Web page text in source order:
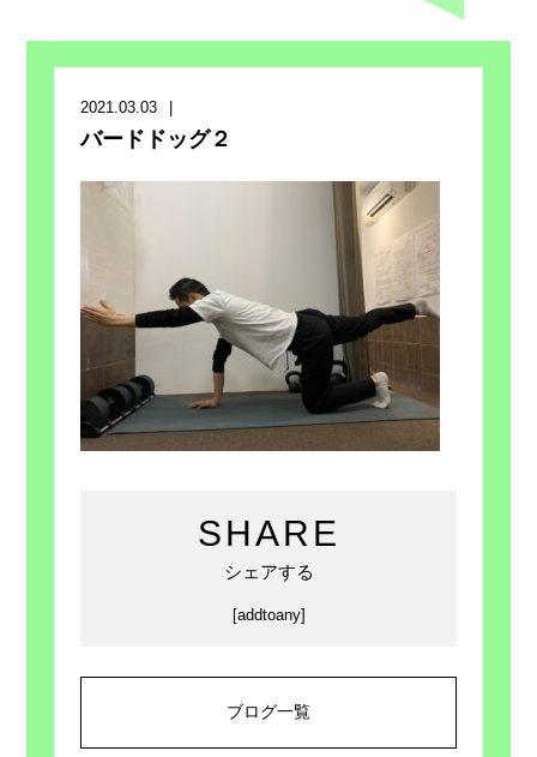
2021.03.03
バードドッグ２
SHARE
シェアする
[addtoany]
ブログ一覧